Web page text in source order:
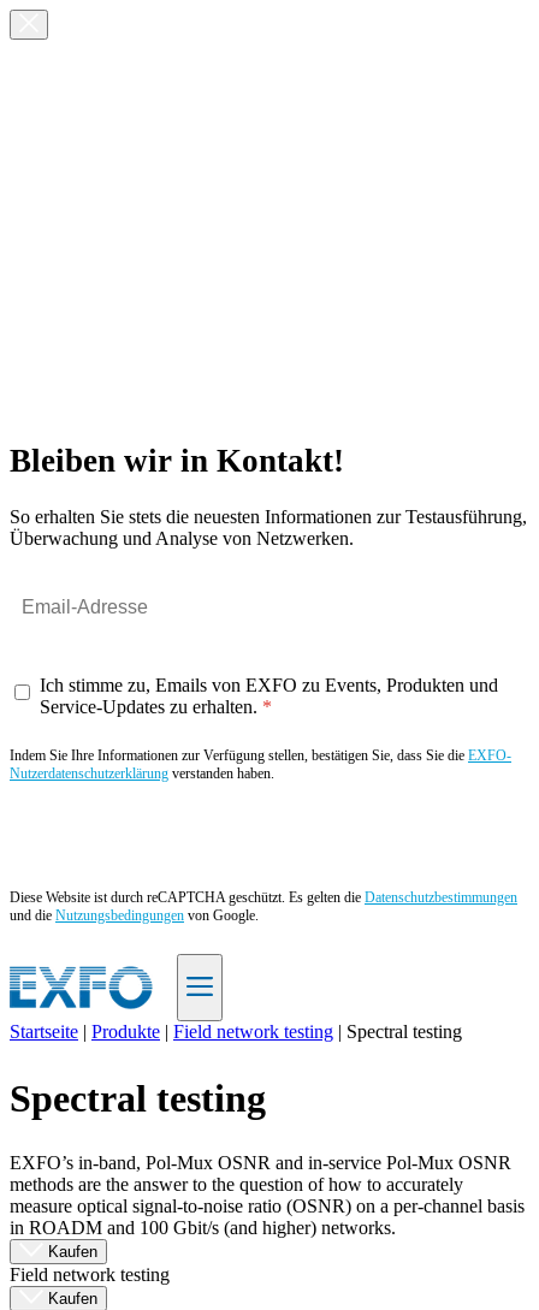
Bleiben wir in Kontakt!
So erhalten Sie stets die neuesten Informationen zur Testausführung,
Überwachung und Analyse von Netzwerken.
Ich stimme zu, Emails von EXFO zu Events, Produkten und
Service-Updates zu erhalten.
Indem Sie Ihre Informationen zur Verfügung stellen, bestätigen Sie, dass Sie die EXFO-
Nutzerdatenschutzerklärung verstanden haben.
Diese Website ist durch reCAPTCHA geschützt. Es gelten die Datenschutzbestimmungen
und die Nutzungsbedingungen von Google.
Produkte
Support
Services
Kaufen
Ressourcen
Kontakt
RegisterAnmeldung
Startseite | Produkte | Field network testing | Spectral testing
Spectral testing
EXFO’s in-band, Pol-Mux OSNR and in-service Pol-Mux OSNR
methods are the answer to the question of how to accurately
measure optical signal-to-noise ratio (OSNR) on a per-channel basis
in ROADM and 100 Gbit/s (and higher) networks.
Kaufen
Field network testing
Kaufen